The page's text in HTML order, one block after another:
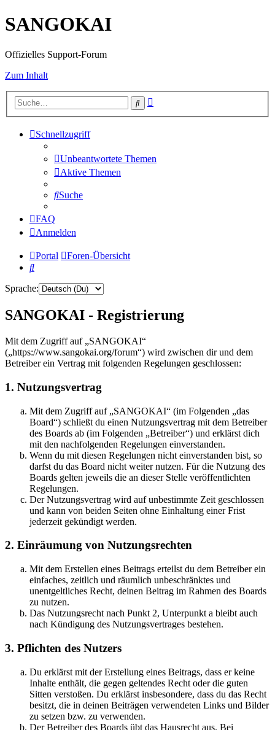
SANGOKAI
Offizielles Support-Forum
Zum Inhalt
Suche
Schnellzugriff
Unbeantwortete Themen
Aktive Themen
Suche
FAQ
Anmelden
Portal
Foren-Übersicht
Suche
Sprache:
SANGOKAI - Registrierung
Mit dem Zugriff auf „SANGOKAI“
(„https://www.sangokai.org/forum“) wird zwischen dir und dem
Betreiber ein Vertrag mit folgenden Regelungen geschlossen:
1. Nutzungsvertrag
Mit dem Zugriff auf „SANGOKAI“ (im Folgenden „das
Board“) schließt du einen Nutzungsvertrag mit dem Betreiber
des Boards ab (im Folgenden „Betreiber“) und erklärst dich
mit den nachfolgenden Regelungen einverstanden.
Wenn du mit diesen Regelungen nicht einverstanden bist, so
darfst du das Board nicht weiter nutzen. Für die Nutzung des
Boards gelten jeweils die an dieser Stelle veröffentlichten
Regelungen.
Der Nutzungsvertrag wird auf unbestimmte Zeit geschlossen
und kann von beiden Seiten ohne Einhaltung einer Frist
jederzeit gekündigt werden.
2. Einräumung von Nutzungsrechten
Mit dem Erstellen eines Beitrags erteilst du dem Betreiber ein
einfaches, zeitlich und räumlich unbeschränktes und
unentgeltliches Recht, deinen Beitrag im Rahmen des Boards
zu nutzen.
Das Nutzungsrecht nach Punkt 2, Unterpunkt a bleibt auch
nach Kündigung des Nutzungsvertrages bestehen.
3. Pflichten des Nutzers
Du erklärst mit der Erstellung eines Beitrags, dass er keine
Inhalte enthält, die gegen geltendes Recht oder die guten
Sitten verstoßen. Du erklärst insbesondere, dass du das Recht
besitzt, die in deinen Beiträgen verwendeten Links und Bilder
zu setzen bzw. zu verwenden.
Der Betreiber des Boards übt das Hausrecht aus. Bei